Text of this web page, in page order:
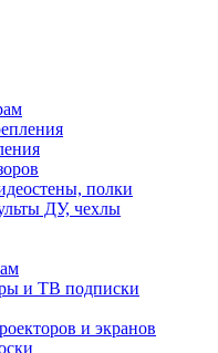
полки
ДУ, чехлы
и ТВ подписки
и экранов